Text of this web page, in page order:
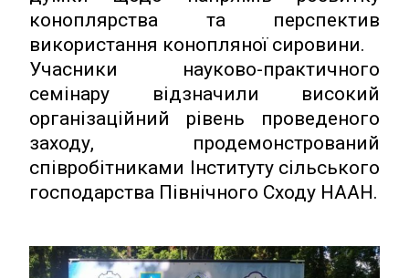
коноплярства та перспектив
використання конопляної сировини.
Учасники науково-практичного
семінару відзначили високий
організаційний рівень проведеного
заходу, продемонстрований
співробітниками Інституту сільського
господарства Північного Сходу НААН.